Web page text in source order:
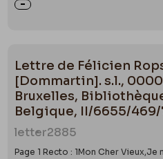
Lettre de Félicien
[Dommartin]. s.l.,
Bruxelles,
Belgique, II/6655/469/
letter2885
Page 1 Recto : 1Mon Cher